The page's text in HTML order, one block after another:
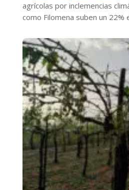
agrícolas por inclemencias
como Filomena suben un